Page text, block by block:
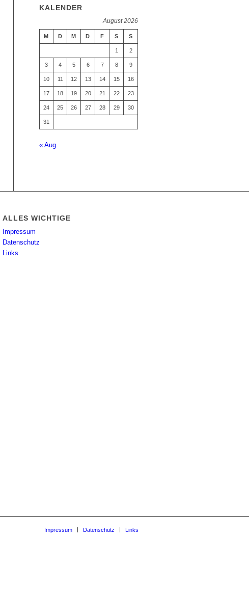
KALENDER
August 2026
M D M D F S S
1 2
3 4 5 6 7 8 9
10 11 12 13 14 15 16
17 18 19 20 21 22 23
24 25 26 27 28 29 30
31
« Aug.
ALLES WICHTIGE
Impressum
Datenschutz
Links
Impressum Datenschutz Links